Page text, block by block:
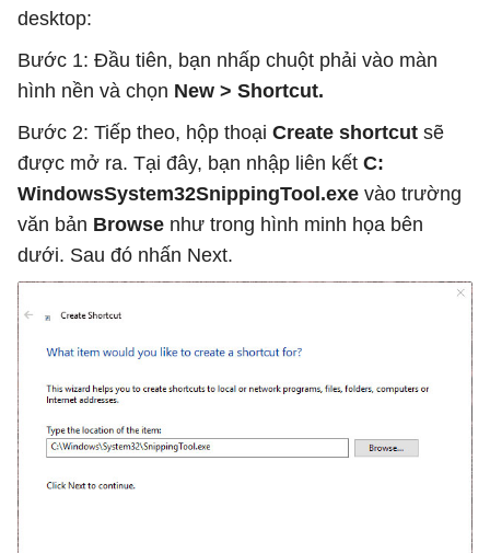
desktop:
Bước 1: Đầu tiên, bạn nhấp chuột phải vào màn
hình nền và chọn New > Shortcut.
Bước 2: Tiếp theo, hộp thoại Create shortcut sẽ
được mở ra. Tại đây, bạn nhập liên kết C:
WindowsSystem32SnippingTool.exe vào trường
văn bản Browse như trong hình minh họa bên
dưới. Sau đó nhấn Next.